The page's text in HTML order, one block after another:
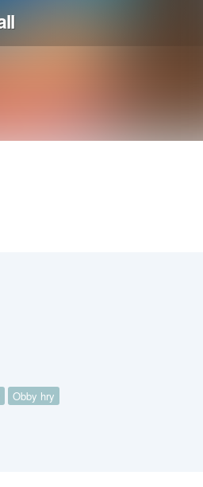
Obby hry